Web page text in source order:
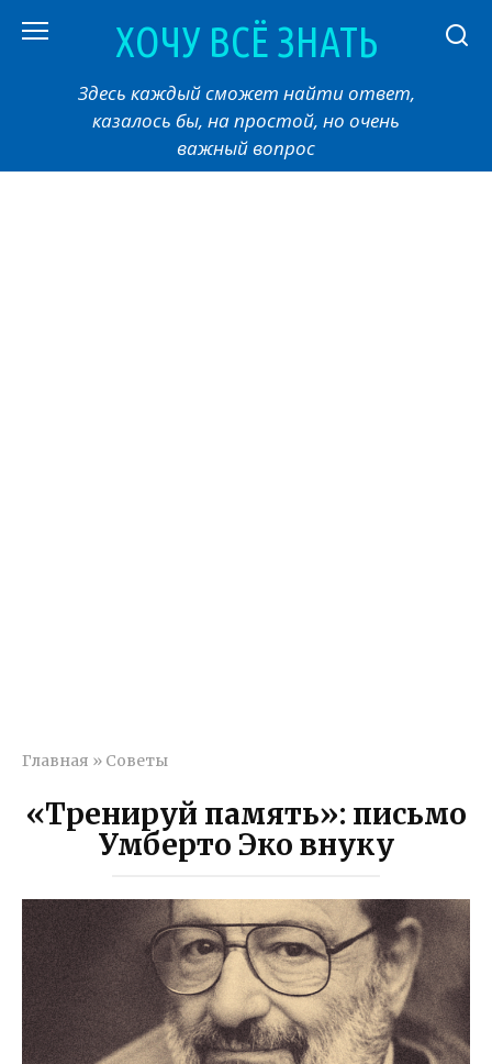
ХОЧУ ВСЁ ЗНАТЬ
Здесь каждый сможет найти ответ,
казалось бы, на простой, но очень
важный вопрос
Главная » Советы
«Тренируй память»: письмо
Умберто Эко внуку